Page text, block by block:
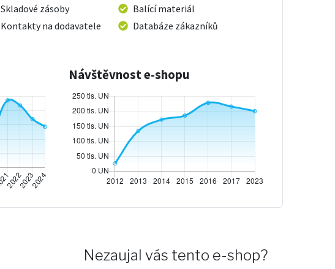
Skladové zásoby
Balící materiál
Kontakty na dodavatele
Databáze zákazníků
Návštěvnost e-shopu
Nezaujal vás tento e-shop?